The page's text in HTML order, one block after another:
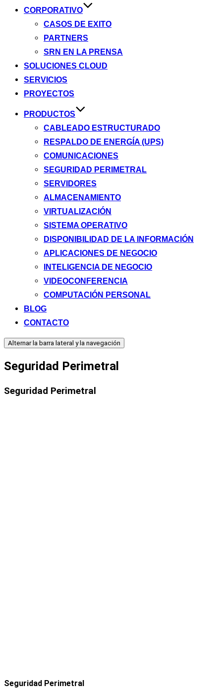
CORPORATIVO
CASOS DE EXITO
PARTNERS
SRN EN LA PRENSA
SOLUCIONES CLOUD
SERVICIOS
PROYECTOS
PRODUCTOS
CABLEADO ESTRUCTURADO
RESPALDO DE ENERGÍA (UPS)
COMUNICACIONES
SEGURIDAD PERIMETRAL
SERVIDORES
ALMACENAMIENTO
VIRTUALIZACIÓN
SISTEMA OPERATIVO
DISPONIBILIDAD DE LA INFORMACIÓN
APLICACIONES DE NEGOCIO
INTELIGENCIA DE NEGOCIO
VIDEOCONFERENCIA
COMPUTACIÓN PERSONAL
BLOG
CONTACTO
Alternar la barra lateral y la navegación
Seguridad Perimetral
Seguridad Perimetral
Seguridad Perimetral